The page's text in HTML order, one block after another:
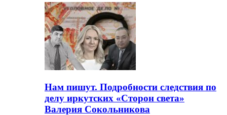
Нам пишут. Подробности следствия по
делу иркутских «Сторон света»
Валерия Сокольникова